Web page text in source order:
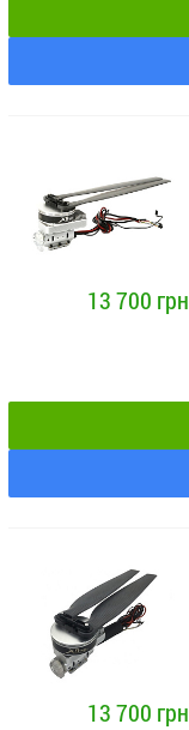
13 700 грн
13 700 грн